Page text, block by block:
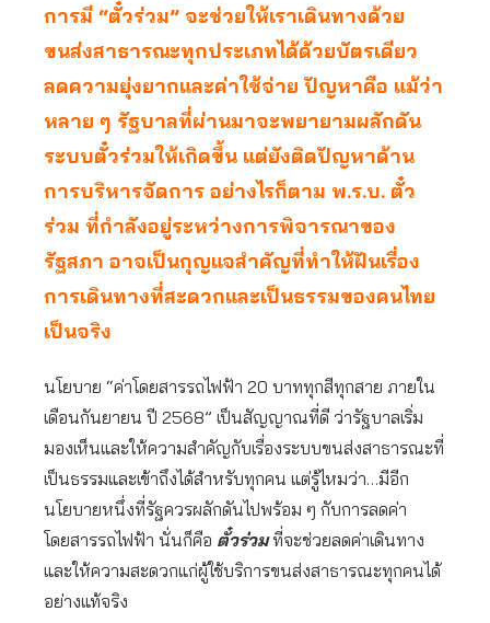
การมี “ตั๋วร่วม” จะช่วยให้เราเดินทางด้วย
ขนส่งสาธารณะทุกประเภทได้ด้วยบัตรเดียว
ลดความยุ่งยากและค่าใช้จ่าย ปัญหาคือ แม้ว่า
หลาย ๆ รัฐบาลที่ผ่านมาจะพยายามผลักดัน
ระบบตั๋วร่วมให้เกิดขึ้น แต่ยังติดปัญหาด้าน
การบริหารจัดการ อย่างไรก็ตาม พ.ร.บ. ตั๋ว
ร่วม ที่กำลังอยู่ระหว่างการพิจารณาของ
รัฐสภา อาจเป็นกุญแจสำคัญที่ทำให้ฝันเรื่อง
การเดินทางที่สะดวกและเป็นธรรมของคนไทย
เป็นจริง
นโยบาย “ค่าโดยสารรถไฟฟ้า 20 บาททุกสีทุกสาย ภายใน
เดือนกันยายน ปี 2568” เป็นสัญญาณที่ดี ว่ารัฐบาลเริ่ม
มองเห็นและให้ความสำคัญกับเรื่องระบบขนส่งสาธารณะที่
เป็นธรรมและเข้าถึงได้สำหรับทุกคน แต่รู้ไหมว่า…มีอีก
นโยบายหนึ่งที่รัฐควรผลักดันไปพร้อม ๆ กับการลดค่า
โดยสารรถไฟฟ้า นั่นก็คือ ตั๋วร่วมที่จะช่วยลดค่าเดินทาง
และให้ความสะดวกแก่ผู้ใช้บริการขนส่งสาธารณะทุกคนได้
อย่างแท้จริง